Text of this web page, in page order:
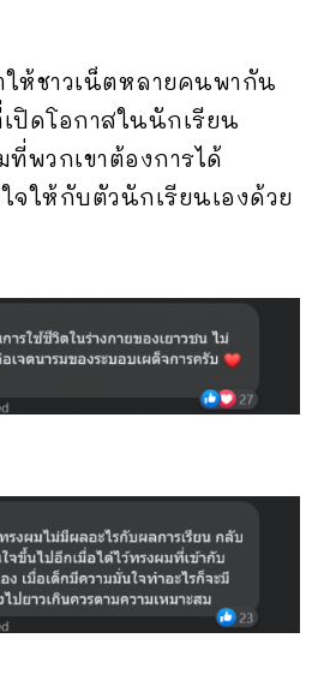
ห้ชาวเน็ตหลายคนพากัน
ปิดโอกาสในนักเรียน
ที่พวกเขาต้องการได้
จให้กับตัวนักเรียนเองด้วย